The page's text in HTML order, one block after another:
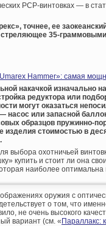
PCP-винтовках — в
точнее, ее
стреляющее 35-
Hammer»: самая
накачкой изначально
редуктора или
могут оказаться
насос или запасной
образцов пружинно-
стоимостью в
выбора охотничьей
купить и стоит ли она
наиболее
оружия с
о том, что
не очень высокого
вариант (см. «Параллакс: